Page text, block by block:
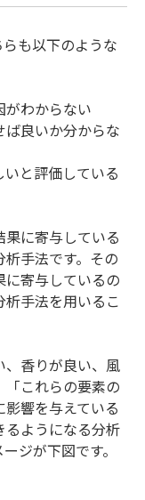
も以下のような
がわからない
ば良いか分からな
と評価している
に寄与している
手法です。その
寄与しているの
手法を用いるこ
、香りが良い、風
これらの要素の
響を与えている
るようになる分析
ジが下図です。